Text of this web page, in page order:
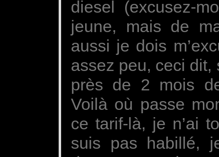
diesel (excusez-
jeune, mais de
aussi je dois
assez peu, ceci dit,
près de 2 mois
Voilà où passe
ce tarif-là, je n’ai
suis pas habillé,